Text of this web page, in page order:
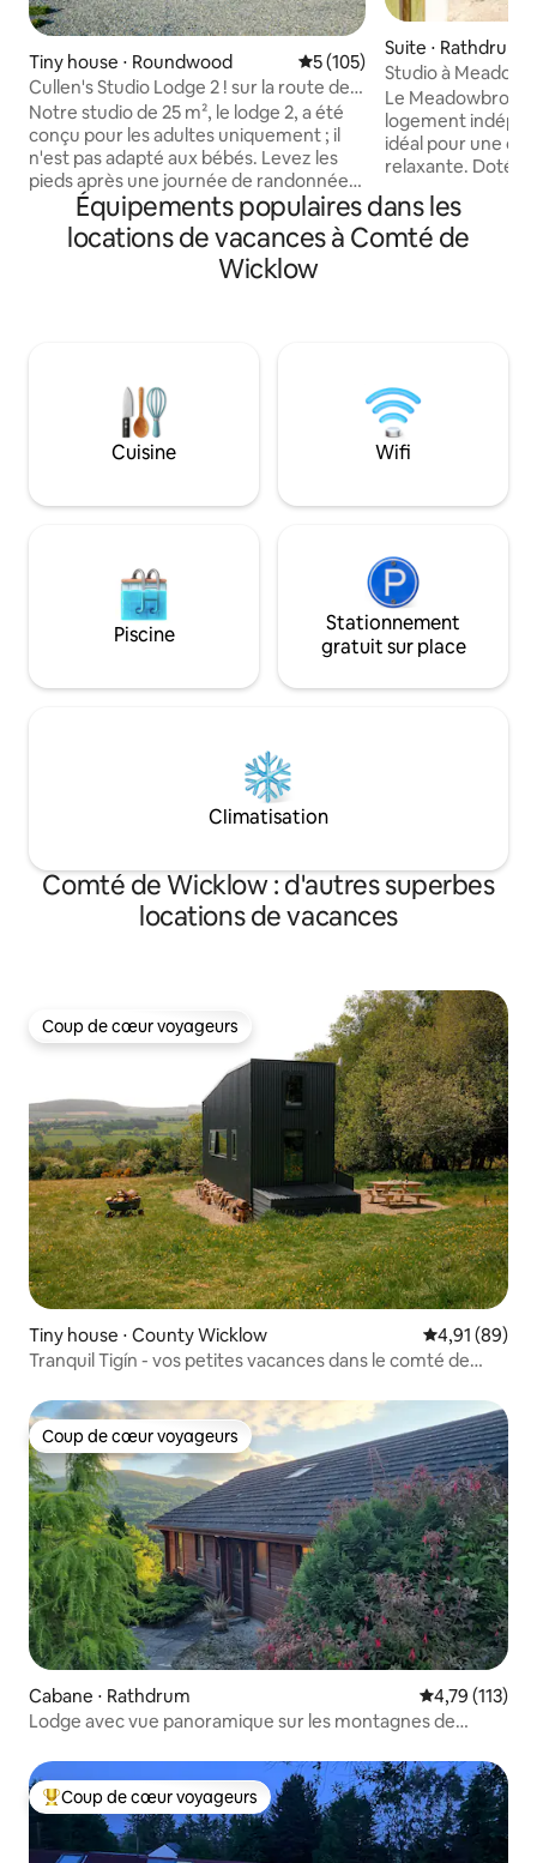
Tiny house ⋅ Roundwood Évaluation moyenne sur la
5 (105)
Cullen's Studio Lodge 2 ! sur la route de
Wicklow Way
Notre studio de 25 m², le lodge 2, a été
conçu pour les adultes uniquement ; il
n'est pas adapté aux bébés. Levez les
pieds après une journée de randonnée
dans les montagnes. Installez-vous
devant notre poêle à bois et profitez de
la kitchenette avec une plaque de
cuisson à gaz à 2 anneaux, un
wc/douche séparé avec des portes
vitrées givrées. Parfait pour les couples
qui mangent à l'extérieur. Non adapté
pour cuisiner de grands repas, consultez
l'intérieur !
Suite ⋅ Rathdrum
Studio à
déjeuner
Le Meadowbrook
logement
idéal pour une
relaxante. Doté de sa propre entrée
comprend
confortable avec
et four à pizza
prendre vos
après une
forêts, les vallées
Équipements populaires dans les
locations de vacances à Comté de
Wicklow
Cuisine Wifi
Piscine
Stationnement
gratuit sur place
Climatisation
Comté de Wicklow : d'autres superbes
locations de vacances
Coup de cœur voyageurs
Coup de cœur voyageurs
Tiny house ⋅ County Wicklow Évaluation
4,91 (89)
Tranquil Tigín - vos petites vacances dans le comté de
Coup de cœur voyageurs
Coup de cœur voyageurs
Cabane ⋅ Rathdrum Évaluation
4,79 (113)
Lodge avec vue panoramique sur les montagnes de
Coups de cœur voyageurs les plus appréciés
Coup de cœur voyageurs